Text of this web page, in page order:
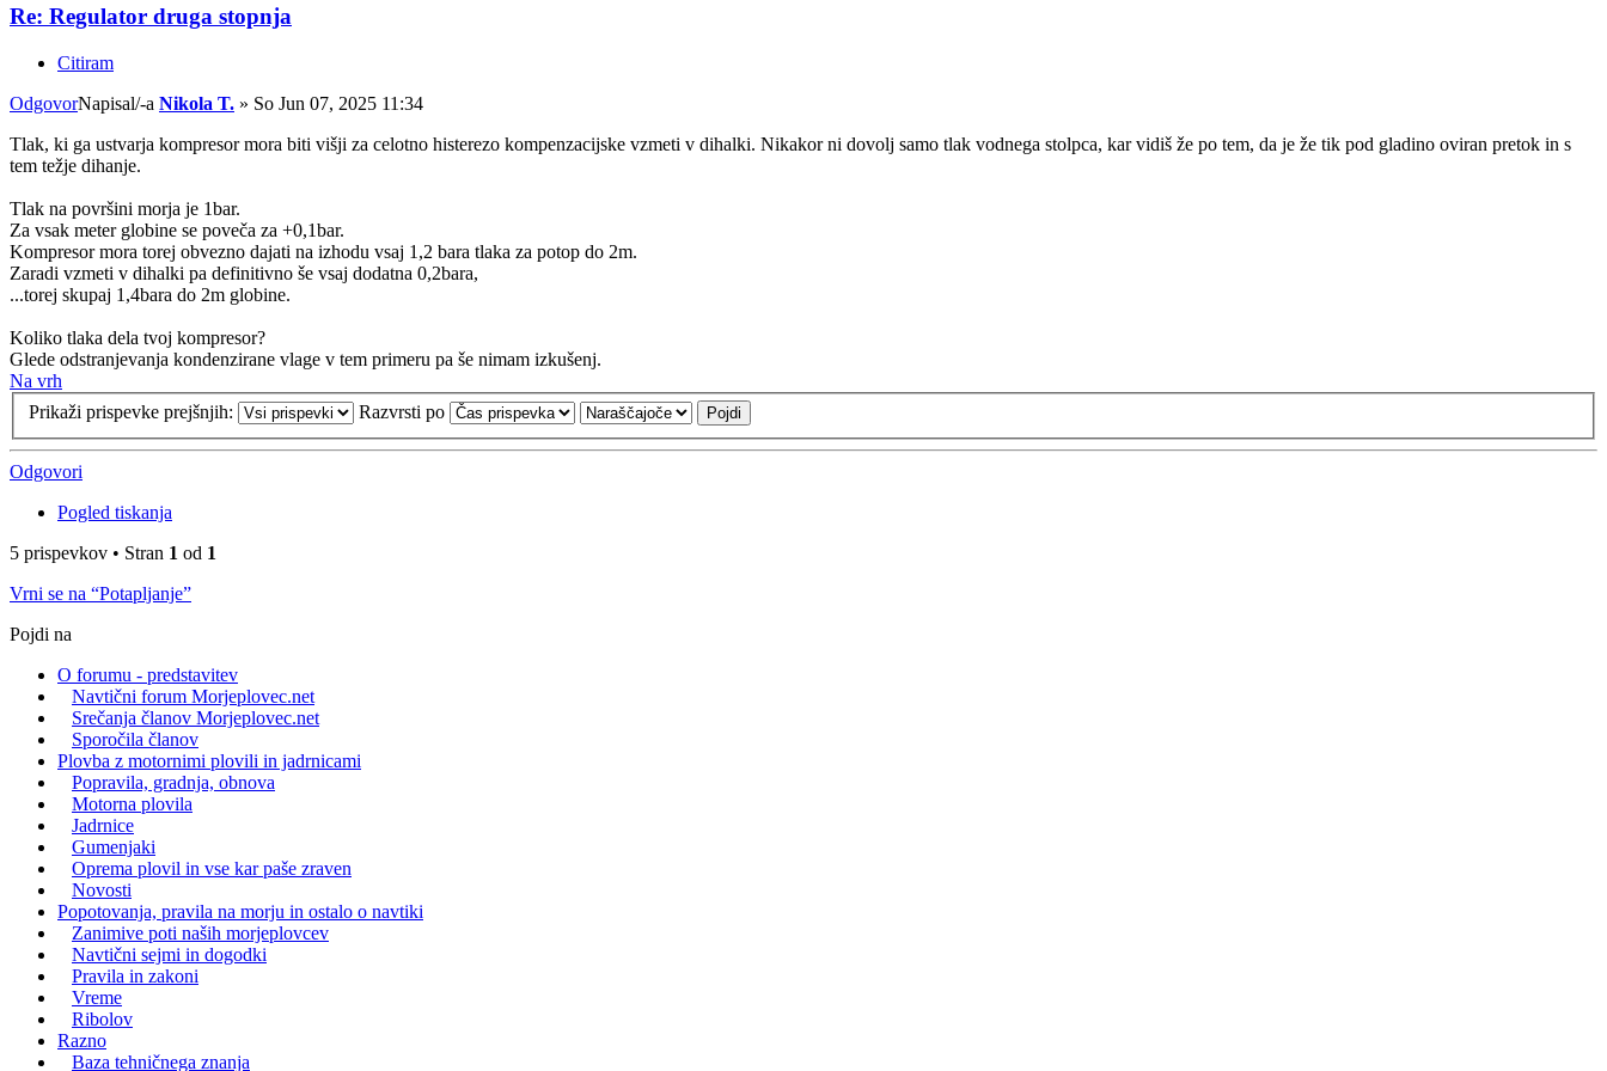
Re: Regulator druga stopnja
Citiram
OdgovorNapisal/-a Nikola T. » So Jun 07, 2025 11:34
Tlak, ki ga ustvarja kompresor mora biti višji za celotno histerezo kompenzacijske vzmeti v dihalki. Nikakor ni dovolj samo tlak vodnega stolpca, kar vidiš že po tem, da je že tik pod gladino oviran pretok in s
tem težje dihanje.
Tlak na površini morja je 1bar.
Za vsak meter globine se poveča za +0,1bar.
Kompresor mora torej obvezno dajati na izhodu vsaj 1,2 bara tlaka za potop do 2m.
Zaradi vzmeti v dihalki pa definitivno še vsaj dodatna 0,2bara,
...torej skupaj 1,4bara do 2m globine.
Koliko tlaka dela tvoj kompresor?
Glede odstranjevanja kondenzirane vlage v tem primeru pa še nimam izkušenj.
Na vrh
Prikaži prispevke prejšnjih:
Razvrsti po
Odgovori
Pogled tiskanja
5 prispevkov • Stran 1 od 1
Vrni se na “Potapljanje”
Pojdi na
O forumu - predstavitev
Navtični forum Morjeplovec.net
Srečanja članov Morjeplovec.net
Sporočila članov
Plovba z motornimi plovili in jadrnicami
Popravila, gradnja, obnova
Motorna plovila
Jadrnice
Gumenjaki
Oprema plovil in vse kar paše zraven
Novosti
Popotovanja, pravila na morju in ostalo o navtiki
Zanimive poti naših morjeplovcev
Navtični sejmi in dogodki
Pravila in zakoni
Vreme
Ribolov
Razno
Baza tehničnega znanja